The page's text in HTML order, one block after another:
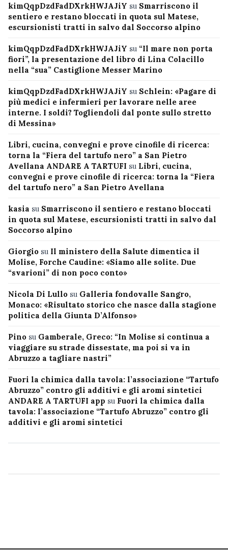
kimQqpDzdFadDXrkHWJAJiY su Smarriscono il
sentiero e restano bloccati in quota sul Matese,
escursionisti tratti in salvo dal Soccorso alpino
kimQqpDzdFadDXrkHWJAJiY su “Il mare non porta
fiori”, la presentazione del libro di Lina Colacillo
nella “sua” Castiglione Messer Marino
kimQqpDzdFadDXrkHWJAJiY su Schlein: «Pagare di
più medici e infermieri per lavorare nelle aree
interne. I soldi? Togliendoli dal ponte sullo stretto
di Messina»
Libri, cucina, convegni e prove cinofile di ricerca:
torna la “Fiera del tartufo nero” a San Pietro
Avellana ANDARE A TARTUFI su Libri, cucina,
convegni e prove cinofile di ricerca: torna la “Fiera
del tartufo nero” a San Pietro Avellana
kasia su Smarriscono il sentiero e restano bloccati
in quota sul Matese, escursionisti tratti in salvo dal
Soccorso alpino
Giorgio su Il ministero della Salute dimentica il
Molise, Forche Caudine: «Siamo alle solite. Due
“svarioni” di non poco conto»
Nicola Di Lullo su Galleria fondovalle Sangro,
Monaco: «Risultato storico che nasce dalla stagione
politica della Giunta D’Alfonso»
Pino su Gamberale, Greco: “In Molise si continua a
viaggiare su strade dissestate, ma poi si va in
Abruzzo a tagliare nastri”
Fuori la chimica dalla tavola: l’associazione “Tartufo
Abruzzo” contro gli additivi e gli aromi sintetici
ANDARE A TARTUFI app su Fuori la chimica dalla
tavola: l’associazione “Tartufo Abruzzo” contro gli
additivi e gli aromi sintetici